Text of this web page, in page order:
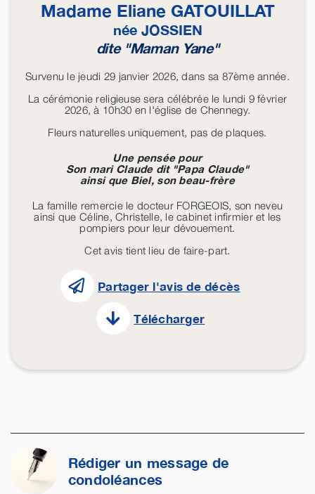
Madame Eliane GATOUILLAT
née JOSSIEN
dite "Maman Yane"
Survenu le jeudi 29 janvier 2026, dans sa 87ème année.
La cérémonie religieuse sera célébrée le lundi 9 février
2026, à 10h30 en l'église de Chennegy.
Fleurs naturelles uniquement, pas de plaques.
Une pensée pour
Son mari Claude dit "Papa Claude"
ainsi que Biel, son beau-frère
La famille remercie le docteur FORGEOIS, son neveu
ainsi que Céline, Christelle, le cabinet infirmier et les
pompiers pour leur dévouement.
Cet avis tient lieu de faire-part.
Partager l'avis de décès
Télécharger
Rédiger un message de
condoléances